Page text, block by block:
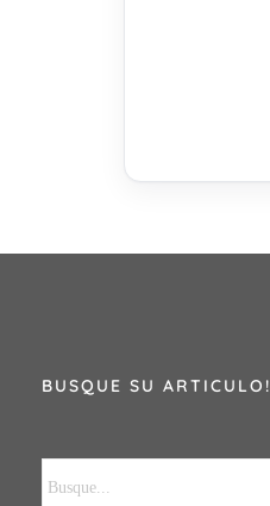
BUSQUE SU ARTICULO!